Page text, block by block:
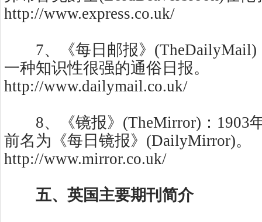
http://www.express.co.uk/
7、《每日邮报》(TheDailyMail)
一种知识性很强的通俗日报。
http://www.dailymail.co.uk/
8、《镜报》(TheMirror)：1903
前名为《每日镜报》(DailyMirror)。
http://www.mirror.co.uk/
五、英国主要期刊简介